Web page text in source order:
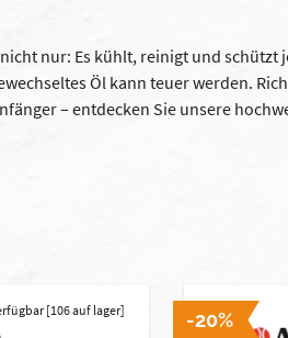
nur: Es kühlt, reinigt und
Öl kann teuer werden.
– entdecken Sie unsere
[106 auf lager] -20%